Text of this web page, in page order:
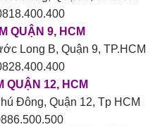
QUẬN 9, HCM
Long B, Quận 9, TP.HCM
QUẬN 12, HCM
Đông, Quận 12, Tp HCM